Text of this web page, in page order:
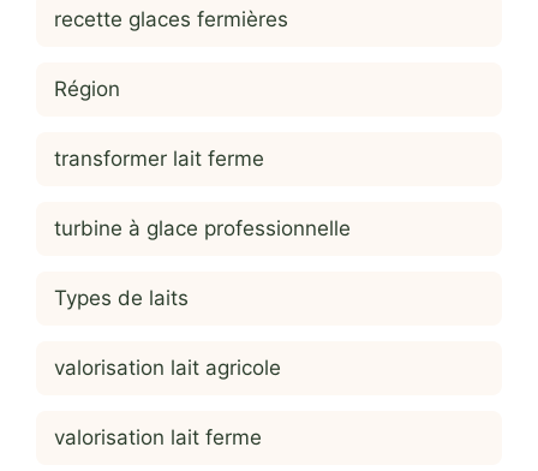
recette glaces fermières
Région
transformer lait ferme
turbine à glace professionnelle
Types de laits
valorisation lait agricole
valorisation lait ferme